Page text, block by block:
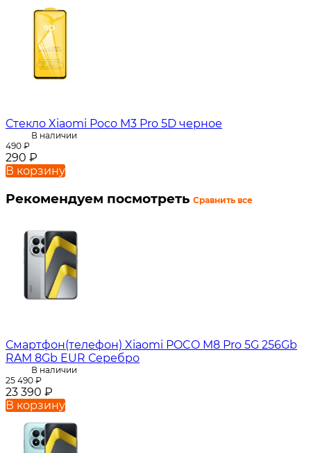
Стекло Xiaomi Poco M3 Pro 5D черное
В наличии
490 ₽
290 ₽
В корзину
Рекомендуем посмотреть Сравнить все
Смартфон(телефон) Xiaomi POCO M8 Pro 5G 256Gb
RAM 8Gb EUR Серебро
В наличии
25 490 ₽
23 390 ₽
В корзину